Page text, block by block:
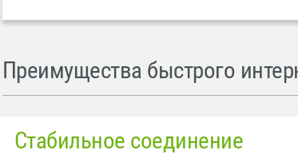
Преимущества быстрого
Стабильное соединение